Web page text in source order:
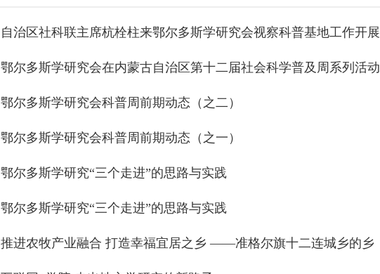
自治区社科联主席杭栓柱来鄂尔多斯学研究会视察科普基地工作开展
鄂尔多斯学研究会在内蒙古自治区第十二届社会科学普及周系列活动
鄂尔多斯学研究会科普周前期动态（之二）
鄂尔多斯学研究会科普周前期动态（之一）
鄂尔多斯学研究“三个走进”的思路与实践
鄂尔多斯学研究“三个走进”的思路与实践
推进农牧产业融合 打造幸福宜居之乡 ——准格尔旗十二连城乡的乡